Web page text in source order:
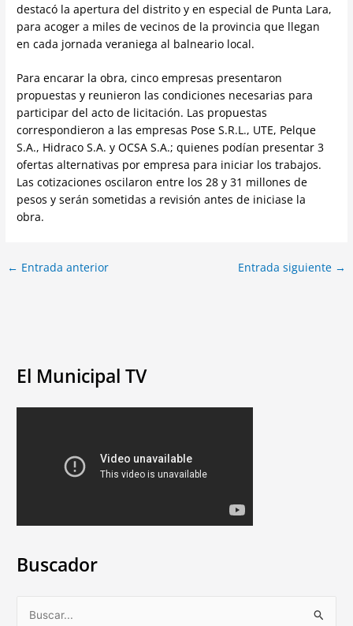
destacó la apertura del distrito y en especial de Punta Lara,
para acoger a miles de vecinos de la provincia que llegan
en cada jornada veraniega al balneario local.
Para encarar la obra, cinco empresas presentaron
propuestas y reunieron las condiciones necesarias para
participar del acto de licitación. Las propuestas
correspondieron a las empresas Pose S.R.L., UTE, Pelque
S.A., Hidraco S.A. y OCSA S.A.; quienes podían presentar 3
ofertas alternativas por empresa para iniciar los trabajos.
Las cotizaciones oscilaron entre los 28 y 31 millones de
pesos y serán sometidas a revisión antes de iniciase la
obra.
← Entrada anterior Entrada siguiente →
El Municipal TV
Buscador